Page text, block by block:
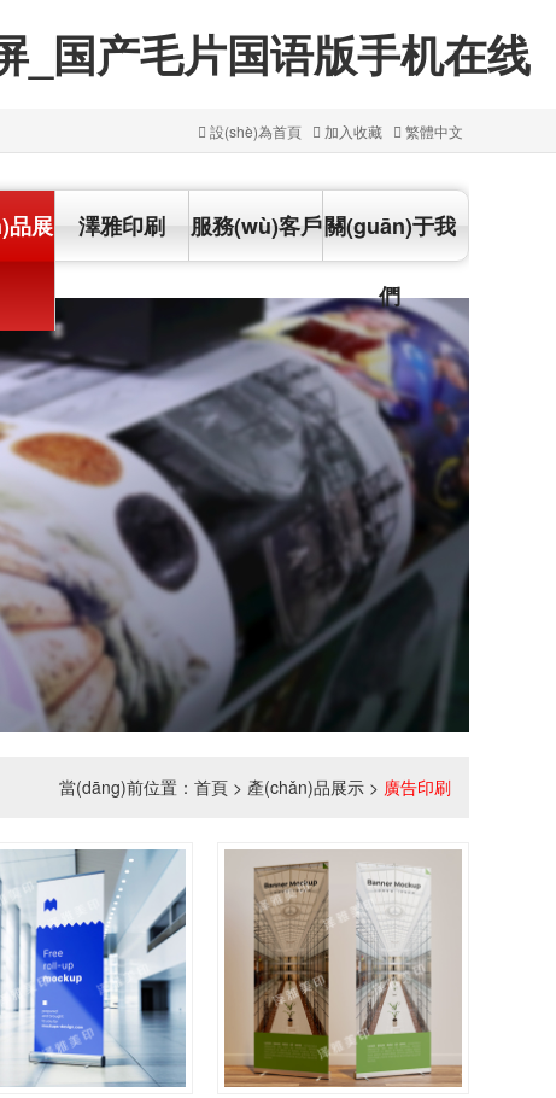
_国产毛片国语版手机在线
設(shè)為首頁 加入收藏 繁體中文
關(guān)于我
們
服務(wù)客戶
澤雅印刷
品展
當(dāng)前位置： 首頁 > 產(chǎn)品展示 > 廣告印刷